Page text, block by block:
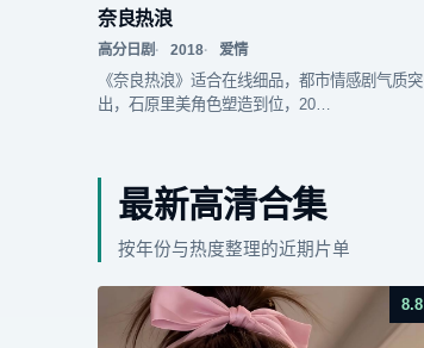
奈良热浪
高分日剧 2018 爱情
《奈良热浪》适合在线细品，都市情感剧气质突
出，石原里美角色塑造到位，20…
最新高清合集
按年份与热度整理的近期片单
8.8